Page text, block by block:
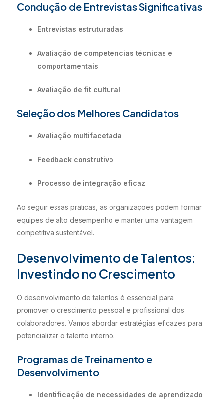
Condução de Entrevistas Significativas
Entrevistas estruturadas
Avaliação de competências técnicas e
comportamentais
Avaliação de fit cultural
Seleção dos Melhores Candidatos
Avaliação multifacetada
Feedback construtivo
Processo de integração eficaz
Ao seguir essas práticas, as organizações podem formar
equipes de alto desempenho e manter uma vantagem
competitiva sustentável.
Desenvolvimento de Talentos:
Investindo no Crescimento
O desenvolvimento de talentos é essencial para
promover o crescimento pessoal e profissional dos
colaboradores. Vamos abordar estratégias eficazes para
potencializar o talento interno.
Programas de Treinamento e
Desenvolvimento
Identificação de necessidades de aprendizado